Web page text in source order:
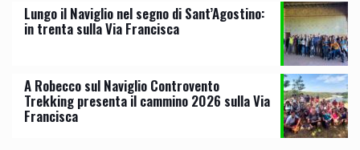
Lungo il Naviglio nel segno di Sant’Agostino:
in trenta sulla Via Francisca
A Robecco sul Naviglio Controvento
Trekking presenta il cammino 2026 sulla Via
Francisca